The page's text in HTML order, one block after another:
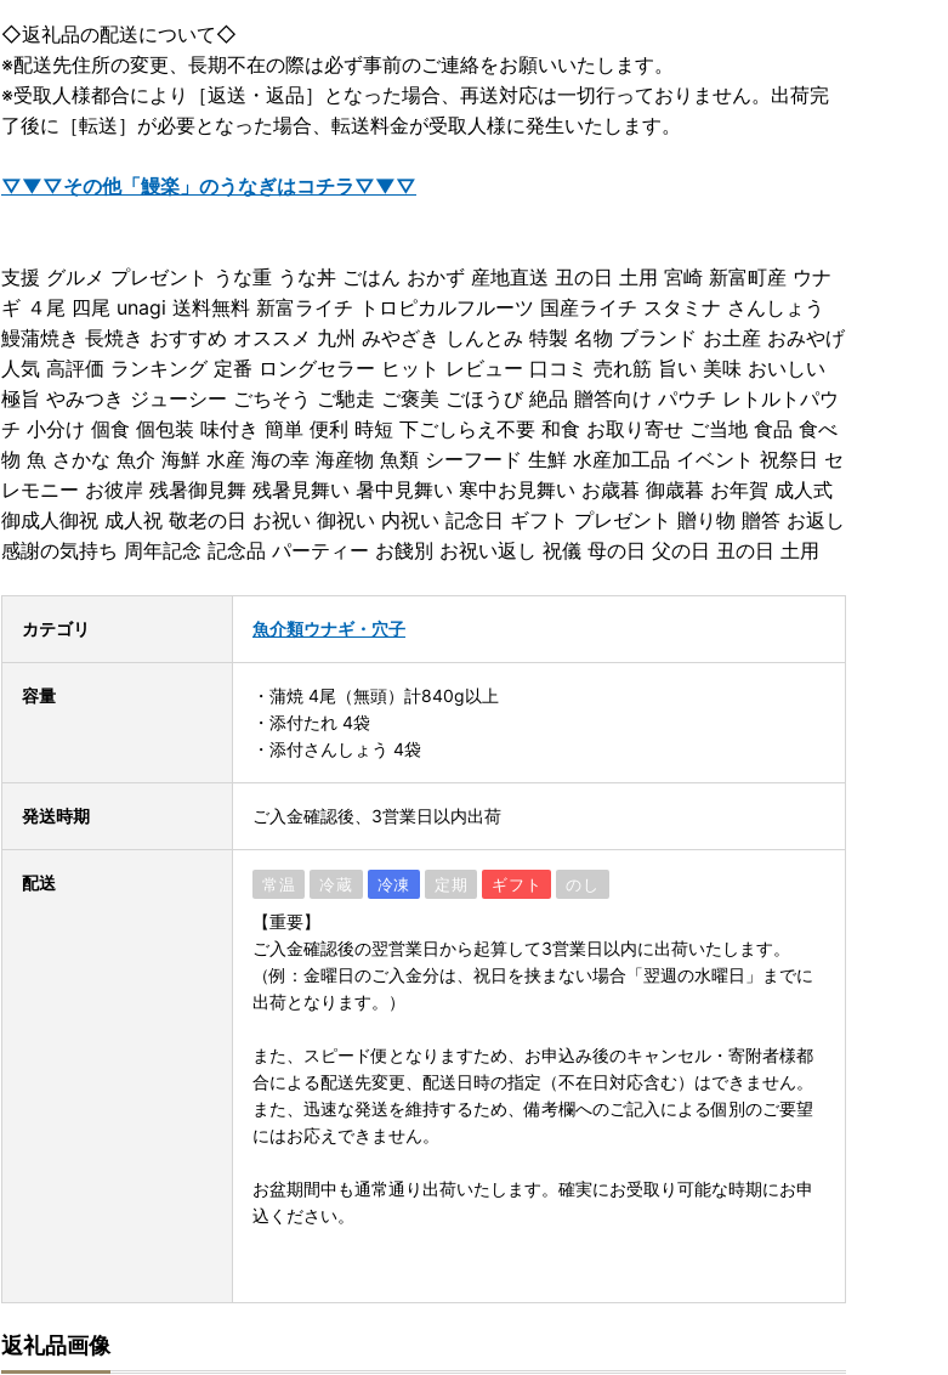
◇返礼品の配送について◇
※配送先住所の変更、長期不在の際は必ず事前のご連絡をお願いいたします。
※受取人様都合により［返送・返品］となった場合、再送対応は一切行っておりません。出荷完
了後に［転送］が必要となった場合、転送料金が受取人様に発生いたします。
▽▼▽その他「鰻楽」のうなぎはコチラ▽▼▽
支援 グルメ プレゼント うな重 うな丼 ごはん おかず 産地直送 丑の日 土用 宮崎 新富町産 ウナ
ギ ４尾 四尾 unagi 送料無料 新富ライチ トロピカルフルーツ 国産ライチ スタミナ さんしょう
鰻蒲焼き 長焼き おすすめ オススメ 九州 みやざき しんとみ 特製 名物 ブランド お土産 おみやげ
人気 高評価 ランキング 定番 ロングセラー ヒット レビュー 口コミ 売れ筋 旨い 美味 おいしい
極旨 やみつき ジューシー ごちそう ご馳走 ご褒美 ごほうび 絶品 贈答向け パウチ レトルトパウ
チ 小分け 個食 個包装 味付き 簡単 便利 時短 下ごしらえ不要 和食 お取り寄せ ご当地 食品 食べ
物 魚 さかな 魚介 海鮮 水産 海の幸 海産物 魚類 シーフード 生鮮 水産加工品 イベント 祝祭日 セ
レモニー お彼岸 残暑御見舞 残暑見舞い 暑中見舞い 寒中お見舞い お歳暮 御歳暮 お年賀 成人式
御成人御祝 成人祝 敬老の日 お祝い 御祝い 内祝い 記念日 ギフト プレゼント 贈り物 贈答 お返し
感謝の気持ち 周年記念 記念品 パーティー お餞別 お祝い返し 祝儀 母の日 父の日 丑の日 土用
カテゴリ 魚介類ウナギ・穴子
容量
・蒲焼 4尾（無頭）計840g以上
・添付たれ 4袋
・添付さんしょう 4袋
発送時期 ご入金確認後、3営業日以内出荷
配送 常温 冷蔵 冷凍 定期 ギフト のし
【重要】
ご入金確認後の翌営業日から起算して3営業日以内に出荷いたします。
（例：金曜日のご入金分は、祝日を挟まない場合「翌週の水曜日」までに
出荷となります。）
また、スピード便となりますため、お申込み後のキャンセル・寄附者様都
合による配送先変更、配送日時の指定（不在日対応含む）はできません。
また、迅速な発送を維持するため、備考欄へのご記入による個別のご要望
にはお応えできません。
お盆期間中も通常通り出荷いたします。確実にお受取り可能な時期にお申
込ください。
返礼品画像